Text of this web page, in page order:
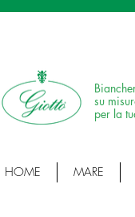
su
per la
HOME MARE